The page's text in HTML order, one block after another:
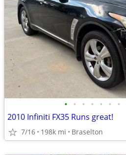
• • • • • • •
2010 Infiniti FX35 Runs great!
7/16 198k mi Braselton